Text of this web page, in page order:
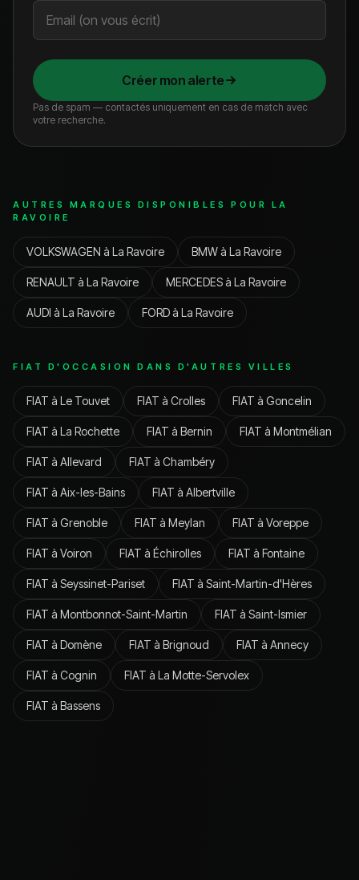
Créer mon alerte
Pas de spam — contactés uniquement en cas de match avec
votre recherche.
AUTRES MARQUES DISPONIBLES POUR LA
RAVOIRE
VOLKSWAGEN à La Ravoire BMWà La Ravoire
RENAULT à La Ravoire MERCEDESà La Ravoire
AUDI à La Ravoire FORDà La Ravoire
FIAT D'OCCASION DANS D'AUTRES VILLES
FIAT à Le Touvet FIAT à Crolles FIAT à Goncelin
FIAT à La Rochette FIAT à Bernin FIAT à Montmélian
FIAT à Allevard FIAT à Chambéry
FIAT à Aix-les-Bains FIAT à Albertville
FIAT à Grenoble FIAT à Meylan FIAT à Voreppe
FIAT à Voiron FIAT à Échirolles FIAT à Fontaine
FIAT à Seyssinet-Pariset FIAT à Saint-Martin-d'Hères
FIAT à Montbonnot-Saint-Martin FIAT à Saint-Ismier
FIAT à Domène FIAT à Brignoud FIAT à Annecy
FIAT à Cognin FIAT à La Motte-Servolex
FIAT à Bassens